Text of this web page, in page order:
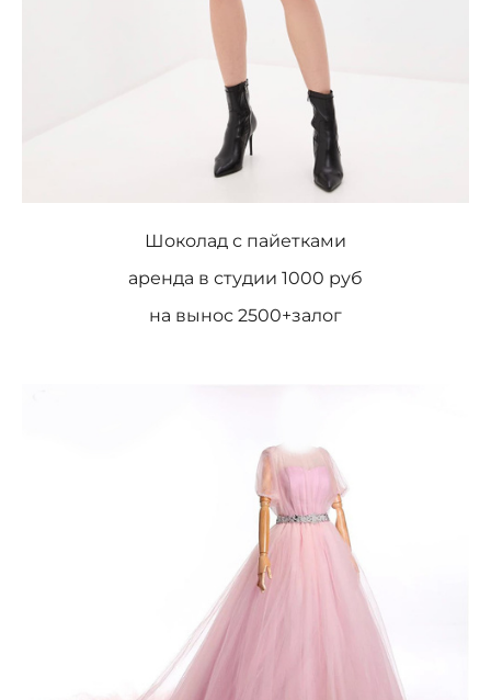
Шоколад с пайетками
аренда в студии 1000 руб
на вынос 2500+залог